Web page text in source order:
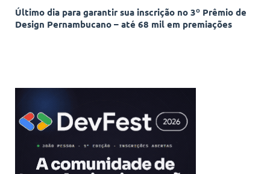
Último dia para garantir sua inscrição no 3º Prêmio de
Design Pernambucano – até 68 mil em premiações